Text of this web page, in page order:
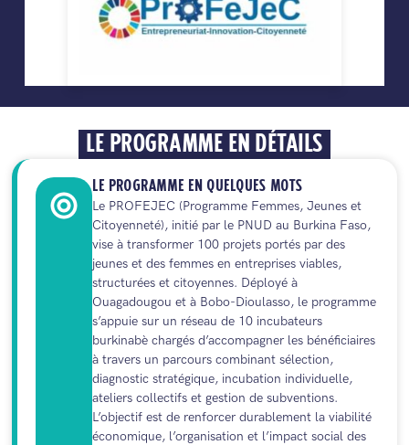
LE PROGRAMME EN DÉTAILS
LE PROGRAMME EN QUELQUES MOTS
Le PROFEJEC (Programme Femmes, Jeunes et
Citoyenneté), initié par le PNUD au Burkina Faso,
vise à transformer 100 projets portés par des
jeunes et des femmes en entreprises viables,
structurées et citoyennes. Déployé à
Ouagadougou et à Bobo-Dioulasso, le programme
s’appuie sur un réseau de 10 incubateurs
burkinabè chargés d’accompagner les bénéficiaires
à travers un parcours combinant sélection,
diagnostic stratégique, incubation individuelle,
ateliers collectifs et gestion de subventions.
L’objectif est de renforcer durablement la viabilité
économique, l’organisation et l’impact social des